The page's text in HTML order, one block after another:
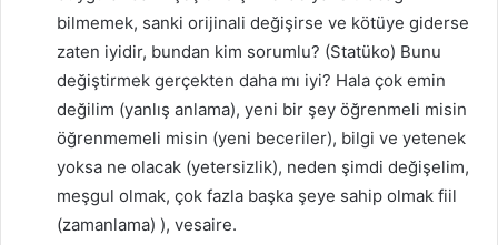
bilmemek, sanki orijinali değişirse ve kötüye giderse
zaten iyidir, bundan kim sorumlu? (Statüko) Bunu
değiştirmek gerçekten daha mı iyi? Hala çok emin
değilim (yanlış anlama), yeni bir şey öğrenmeli misin
öğrenmemeli misin (yeni beceriler), bilgi ve yetenek
yoksa ne olacak (yetersizlik), neden şimdi değişelim,
meşgul olmak, çok fazla başka şeye sahip olmak fiil
(zamanlama) ), vesaire.